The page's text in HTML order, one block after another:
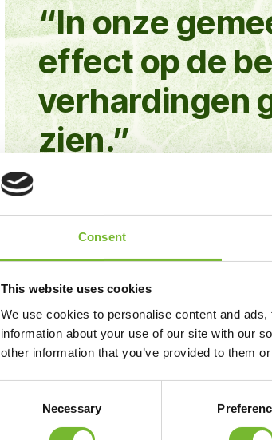
Consent
This website uses cookies
We use cookies to personalise content and
information about your use of our site with our
other information that you’ve provided to them
Necessary
“In onze
effect op de
verhardingen
zien.”
enthousiast en nemen de Greenvolt
onderhoud,” zegt Rogier Lambregts
Jan Boonen van gemeente Venlo